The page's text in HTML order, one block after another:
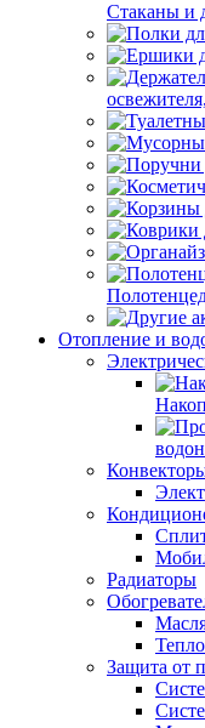
Стаканы и
Отопление и
Радиаторы
Защита от